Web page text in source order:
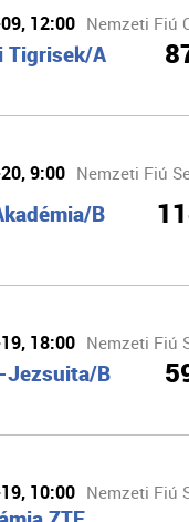
12:00 Nemzeti Fiú
Tigrisek/A
9:00 Nemzeti Fiú
B
18:00 Nemzeti Fiú
Jezsuita/B
10:00 Nemzeti Fiú